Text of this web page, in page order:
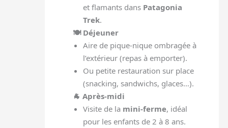
et flamants dans Patagonia
Trek.
🍽️ Déjeuner
Aire de pique-nique ombragée à
l’extérieur (repas à emporter).
Ou petite restauration sur place
(snacking, sandwichs, glaces…).
🐐 Après-midi
Visite de la mini-ferme, idéal
pour les enfants de 2 à 8 ans.